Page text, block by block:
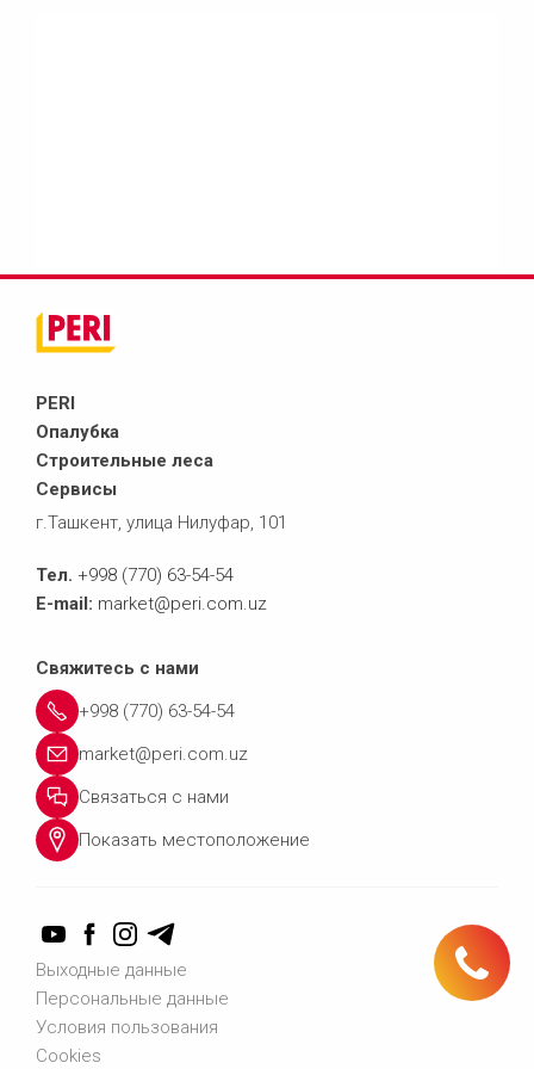
Тел.: +998 (770) 63-54-54
PERI
Опалубка
Строительные леса
Сервисы
г.Ташкент, улица Нилуфар, 101
Тел. +998 (770) 63-54-54
E-mail: market@peri.com.uz
Свяжитесь с нами
+998 (770) 63-54-54
market@peri.com.uz
Связаться с нами
Показать местоположение
Выходные данные
Персональные данные
Условия пользования
Cookies